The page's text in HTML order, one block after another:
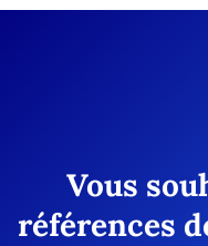
Vous
références